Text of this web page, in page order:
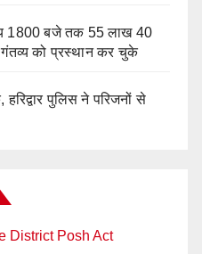
1800 बजे तक 55 लाख 40
को प्रस्थान कर चुके
पुलिस ने परिजनों से
District Posh Act